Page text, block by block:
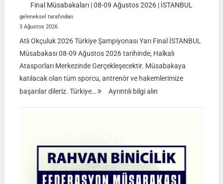
Final Müsabakaları | 08-09 Ağustos 2026 | İSTANBUL
geleneksel tarafından
3 Ağustos 2026
Atlı Okçuluk 2026 Türkiye Şampiyonası Yarı Final İSTANBUL
Müsabakası 08-09 Ağustos 2026 tarihinde, Halkalı
Atasporları Merkezinde Gerçekleşecektir. Müsabakaya
katılacak olan tüm sporcu, antrenör ve hakemlerimize
başarılar dileriz. Türkiye…
Ayrıntılı bilgi alın:
Türkiye
Şampiyonası